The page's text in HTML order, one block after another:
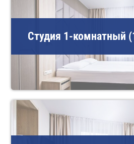
Студия 1-комнатный